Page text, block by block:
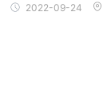
2022-09-24